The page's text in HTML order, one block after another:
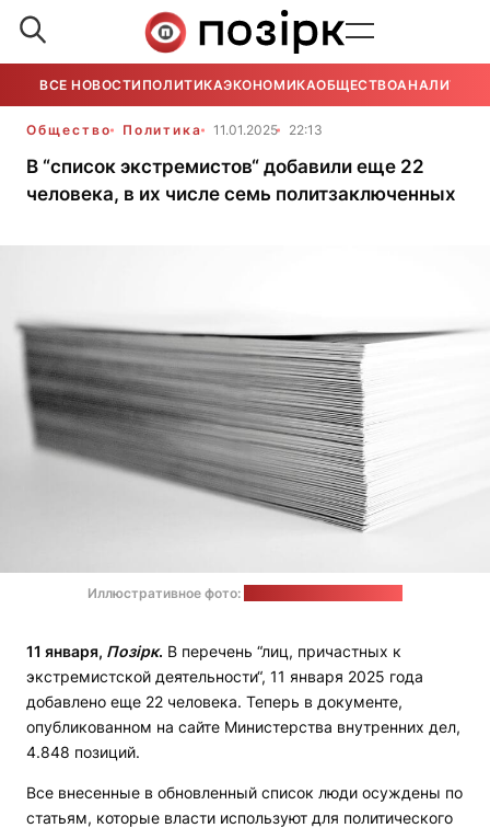
ВСЕ НОВОСТИ ПОЛИТИКАЭКОНОМИКАОБЩЕСТВОАНАЛИТИКА
Общество Политика 11.01.2025 22:13
В “список экстремистов“ добавили еще 22
человека, в их числе семь политзаключенных
Иллюстративное фото:
11 января, Позірк. В перечень “лиц, причастных к
экстремистской деятельности“, 11 января 2025 года
добавлено еще 22 человека. Теперь в документе,
опубликованном на сайте Министерства внутренних дел,
4.848 позиций.
Все внесенные в обновленный список люди осуждены по
статьям, которые власти используют для политического